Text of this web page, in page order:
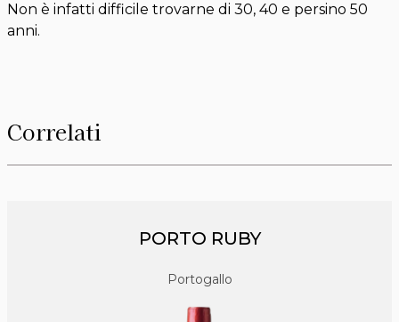
Non è infatti difficile trovarne di 30, 40 e persino 50
anni.
Correlati
PORTO RUBY
Portogallo